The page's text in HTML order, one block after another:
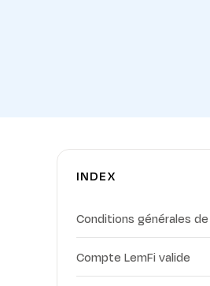
INDEX
Compte LemFi valide